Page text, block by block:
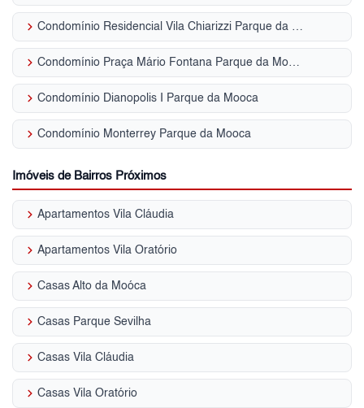
keyboard_arrow_right Condomínio Residencial Vila Chiarizzi Parque da Mooca
keyboard_arrow_right Condomínio Praça Mário Fontana Parque da Mooca
keyboard_arrow_right Condomínio Dianopolis I Parque da Mooca
keyboard_arrow_right Condomínio Monterrey Parque da Mooca
Imóveis de Bairros Próximos
keyboard_arrow_right Apartamentos Vila Cláudia
keyboard_arrow_right Apartamentos Vila Oratório
keyboard_arrow_right Casas Alto da Moóca
keyboard_arrow_right Casas Parque Sevilha
keyboard_arrow_right Casas Vila Cláudia
keyboard_arrow_right Casas Vila Oratório